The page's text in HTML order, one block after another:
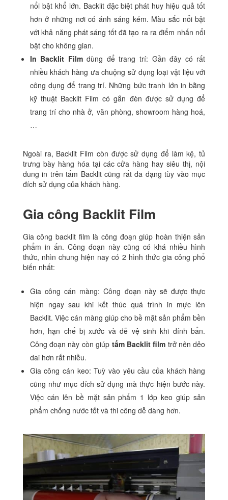
nổi bật khổ lớn. Backlit đặc biệt phát huy hiệu quả tốt
hơn ở những nơi có ánh sáng kém. Màu sắc nổi bật
với khả năng phát sáng tốt đã tạo ra ra điểm nhấn nổi
bật cho không gian.
In Backlit Filmdùng để trang trí: Gần đây có rất
nhiều khách hàng ưa chuộng sử dụng loại vật liệu với
công dụng để trang trí. Những bức tranh lớn in bằng
kỹ thuật Backlit Film có gắn đèn được sử dụng để
trang trí cho nhà ở, văn phòng, showroom hàng hoá,
…
Ngoài ra, Backlit Film còn được sử dụng để làm kệ, tủ
trưng bày hàng hóa tại các cửa hàng hay siêu thị, nội
dung in trên tấm Backlit cũng rất đa dạng tùy vào mục
đích sử dụng của khách hàng.
Gia công Backlit Film
Gia công backlit film là công đoạn giúp hoàn thiện sản
phẩm in ấn. Công đoạn này cũng có khá nhiều hình
thức, nhìn chung hiện nay có 2 hình thức gia công phổ
biến nhất:
Gia công cán màng: Công đoạn này sẽ được thực
hiện ngay sau khi kết thúc quá trình in mực lên
Backlit. Việc cán màng giúp cho bề mặt sản phẩm bền
hơn, hạn chế bị xước và dễ vệ sinh khi dính bẩn.
Công đoạn này còn giúp tấm Backlit film trở nên dẻo
dai hơn rất nhiều.
Gia công cán keo: Tuỳ vào yêu cầu của khách hàng
cũng như mục đích sử dụng mà thực hiện bước này.
Việc cán lên bề mặt sản phẩm 1 lớp keo giúp sản
phẩm chống nước tốt và thi công dễ dàng hơn.